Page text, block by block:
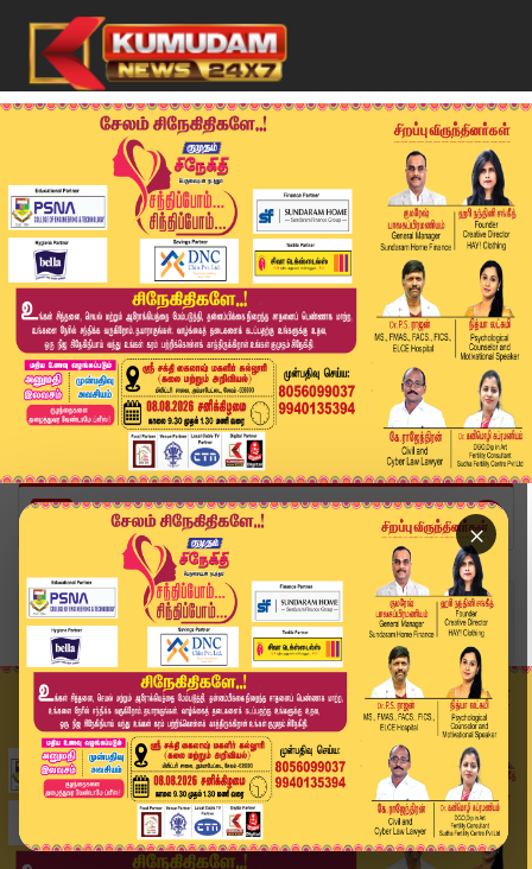
×
Home
வீடியோ ஸ்டோரி
Kunampatti News | ஜெர்மனி பெண்ணை கரம்பிடித்த கூ...